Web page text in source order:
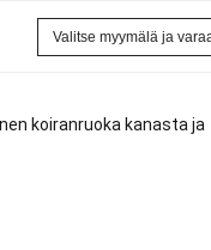
Valitse myymälä ja
koiranruoka kanasta ja